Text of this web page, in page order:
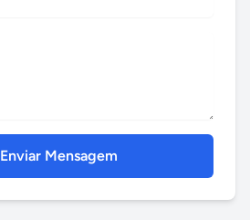
Enviar Mensagem